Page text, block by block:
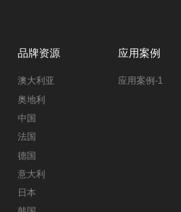
品牌资源
澳大利亚
奥地利
中国
法国
德国
意大利
日本
应用案例
应用案例-1